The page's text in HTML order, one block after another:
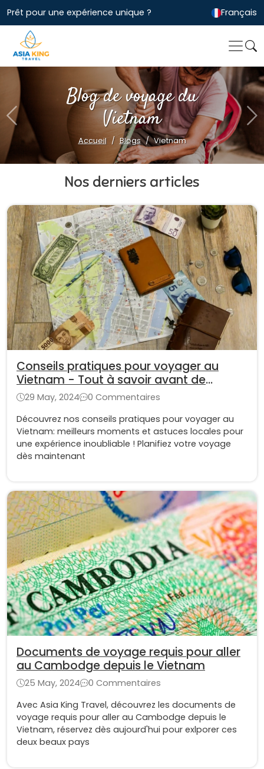
Prêt pour une expérience unique ? Français
Blog de voyage du
Vietnam
Accueil Blogs Vietnam
Previous
Nos derniers articles
Conseils pratiques pour voyager au
Vietnam - Tout à savoir avant de
voyager
29 May, 2024
0 Commentaires
Découvrez nos conseils pratiques pour voyager au
Vietnam: meilleurs moments et astuces locales pour
une expérience inoubliable ! Planifiez votre voyage
dès maintenant
Documents de voyage requis pour aller
au Cambodge depuis le Vietnam
25 May, 2024
0 Commentaires
Avec Asia King Travel, découvrez les documents de
voyage requis pour aller au Cambodge depuis le
Vietnam, réservez dès aujourd'hui pour exlporer ces
deux beaux pays